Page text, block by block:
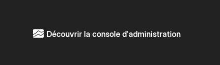
Découvrir la console d'administration